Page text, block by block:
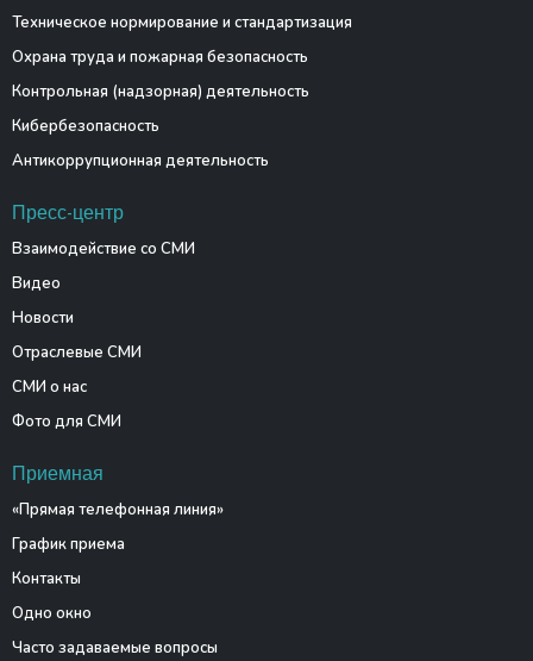
Техническое нормирование и стандартизация
Охрана труда и пожарная безопасность
Контрольная (надзорная) деятельность
Кибербезопасность
Антикоррупционная деятельность
Пресс-центр
Взаимодействие со СМИ
Видео
Новости
Отраслевые СМИ
СМИ о нас
Фото для СМИ
Приемная
«Прямая телефонная линия»
График приема
Контакты
Одно окно
Часто задаваемые вопросы